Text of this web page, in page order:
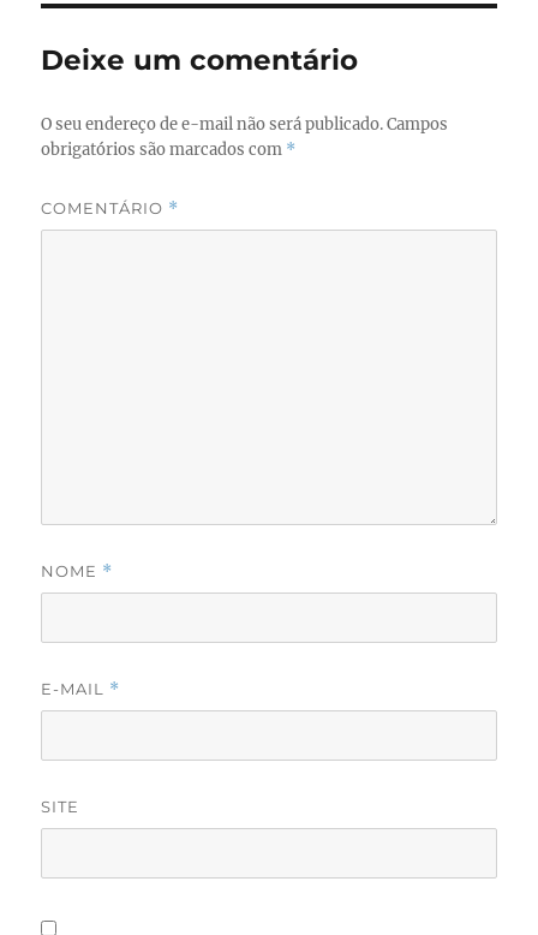
o
o
k
o
n
Deixe um comentário
O seu endereço de e-mail não será publicado. Campos
obrigatórios são marcados com *
COMENTÁRIO *
NOME *
E-MAIL *
SITE